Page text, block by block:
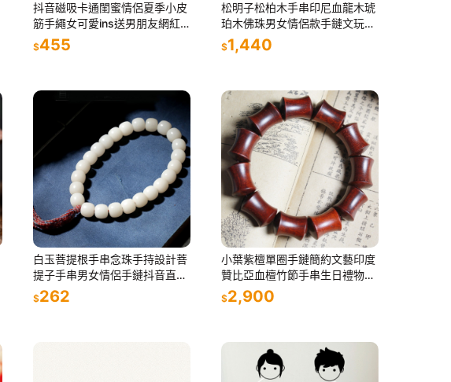
抖音磁吸卡通閨蜜情侶夏季小皮
筋手繩女可愛ins送男朋友網紅
手鏈
$455
松明子松柏木手串印尼血龍木琥
珀木佛珠男女情侶款手鏈文玩把
玩件
$1,440
白玉菩提根手串念珠手持設計菩
提子手串男女情侶手鏈抖音直播
貨源
$262
小葉紫檀單圈手鏈簡約文藝印度
贊比亞血檀竹節手串生日禮物男
女款
$2,900